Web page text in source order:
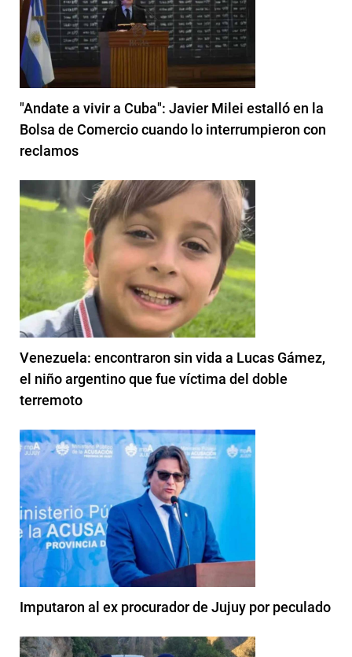
"Andate a vivir a Cuba": Javier Milei estalló en la
Bolsa de Comercio cuando lo interrumpieron con
reclamos
Venezuela: encontraron sin vida a Lucas Gámez,
el niño argentino que fue víctima del doble
terremoto
Imputaron al ex procurador de Jujuy por peculado